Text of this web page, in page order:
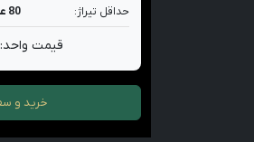
حداقل تیراژ:
80 عدد
قیمت واحد:
خرید و